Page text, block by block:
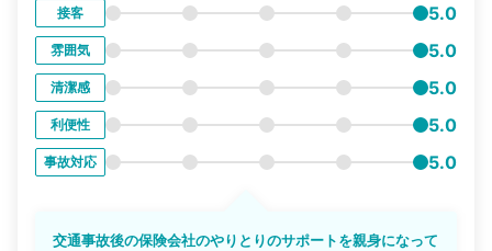
接客 5.0
雰囲気 5.0
清潔感 5.0
利便性 5.0
事故対応 5.0
交通事故後の保険会社のやりとりのサポートを親身になって